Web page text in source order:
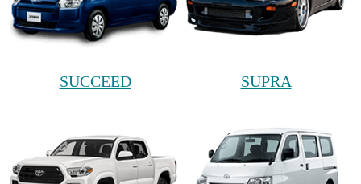
SUCCEED SUPRA